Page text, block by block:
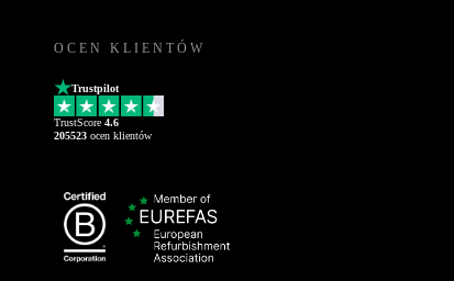
OCEN KLIENTÓW
Trustpilot
TrustScore 4.6
205523 ocen klientów